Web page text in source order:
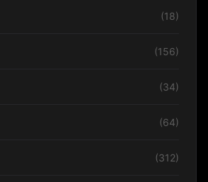
(18)
(156)
(34)
(64)
(312)